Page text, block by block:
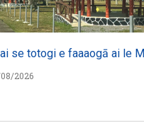
se totogi e faaaogā ai le
2026